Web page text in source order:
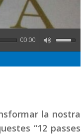
00:00
la nostra
“12 passes